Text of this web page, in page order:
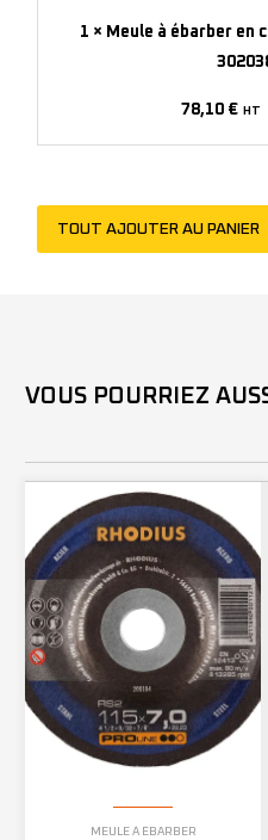
1 × Meule à ébarber en
78,10 € HT
TOUT AJOUTER AU PANIER
VOUS POURRIEZ
MEULE À ÉBARBER